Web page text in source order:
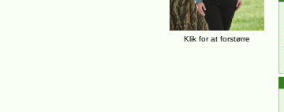
Klik for at forstørre